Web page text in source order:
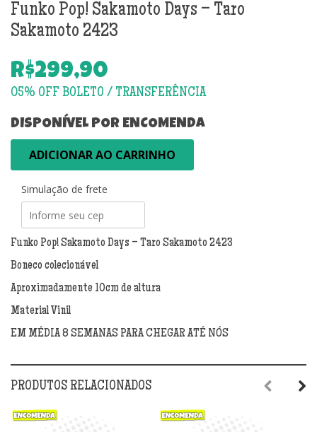
Funko Pop! Sakamoto Days – Taro
Sakamoto 2423
R$299,90
DISPONÍVEL POR ENCOMENDA
Pop!
Days
Taro
Sakamoto
quantidade
ADICIONAR AO CARRINHO
Simulação de frete
Funko Pop! Sakamoto Days – Taro Sakamoto 2423
Boneco colecionável
Aproximadamente 10cm de altura
Material Vinil
EM MÉDIA 8 SEMANAS PARA CHEGAR ATÉ NÓS
PRODUTOS RELACIONADOS